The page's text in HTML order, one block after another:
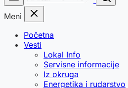
Meni
Početna
Vesti
Lokal Info
Servisne informacije
Iz okruga
Energetika i rudarstvo